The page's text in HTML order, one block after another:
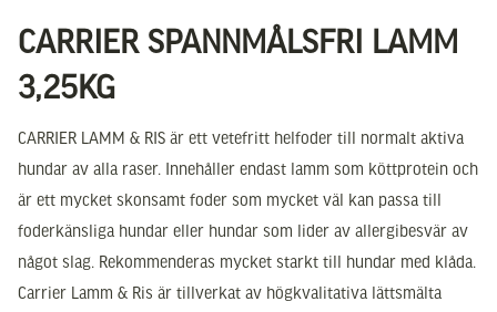
CARRIER SPANNMÅLSFRI LAMM
3,25KG
CARRIER LAMM & RIS är ett vetefritt helfoder till normalt aktiva
hundar av alla raser. Innehåller endast lamm som köttprotein och
är ett mycket skonsamt foder som mycket väl kan passa till
foderkänsliga hundar eller hundar som lider av allergibesvär av
något slag. Rekommenderas mycket starkt till hundar med klåda.
Carrier Lamm & Ris är tillverkat av högkvalitativa lättsmälta